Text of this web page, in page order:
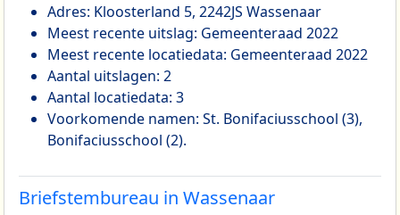
Adres: Kloosterland 5, 2242JS Wassenaar
Meest recente uitslag: Gemeenteraad 2022
Meest recente locatiedata: Gemeenteraad 2022
Aantal uitslagen: 2
Aantal locatiedata: 3
Voorkomende namen: St. Bonifaciusschool (3),
Bonifaciusschool (2).
Briefstembureau in Wassenaar